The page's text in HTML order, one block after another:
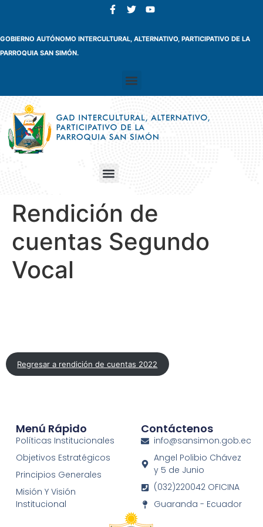
GOBIERNO AUTÓNOMO INTERCULTURAL, ALTERNATIVO, PARTICIPATIVO DE LA
PARROQUIA SAN SIMÓN.
Rendición de
cuentas Segundo
Vocal
Regresar a rendición de cuentas 2022
Menú Rápido
Políticas Institucionales
Objetivos Estratégicos
Principios Generales
Misión Y Visión
Institucional
Contáctenos
info@sansimon.gob.ec
Angel Polibio Chávez
y 5 de Junio
(032)220042 OFICINA
Guaranda - Ecuador